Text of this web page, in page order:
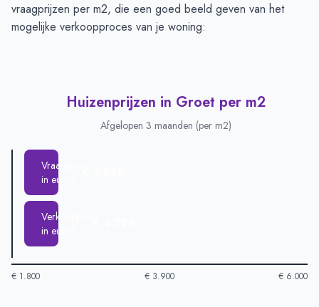
vraagprijzen per m2, die een goed beeld geven van het
mogelijke verkoopproces van je woning:
Huizenprijzen in Groet per m2
Afgelopen 3 maanden (per m2)
Vraagprijs
in euro's
Verkoopprijs
in euro's
€ 1.800 € 3.900 € 6.000